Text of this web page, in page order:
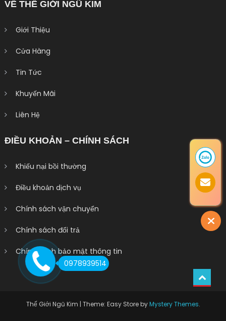
VỀ THẾ GIỚI NGŨ KIM
Giới Thiệu
Cửa Hàng
Tin Tức
Khuyến Mãi
Liên Hệ
ĐIỀU KHOẢN – CHÍNH SÁCH
Khiếu nại bồi thường
Điều khoản dịch vụ
Chính sách vận chuyển
Chính sách đổi trả
Chính sách bảo mật thông tin
Thế Giới Ngũ Kim | Theme: Easy Store byMystery Themes.
0978939514